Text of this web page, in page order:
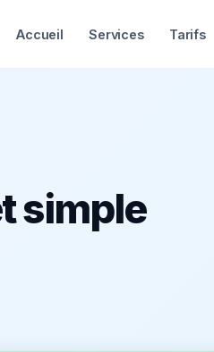
Accueil Services Tarifs
simple